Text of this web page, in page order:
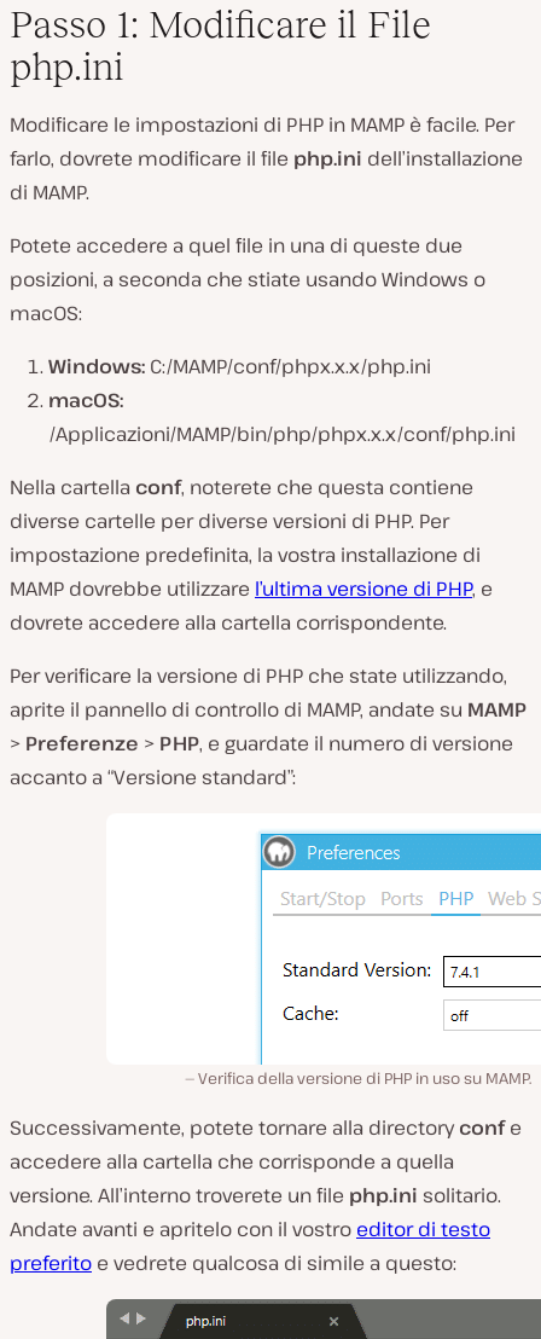
Passo 1: Modificare il File
php.ini
Modificare le impostazioni di PHP in MAMP è facile. Per
farlo, dovrete modificare il file php.ini dell’installazione
di MAMP.
Potete accedere a quel file in una di queste due
posizioni, a seconda che stiate usando Windows o
macOS:
Windows: C:/MAMP/conf/phpx.x.x/php.ini
macOS:
/Applicazioni/MAMP/bin/php/phpx.x.x/conf/php.ini
Nella cartella conf, noterete che questa contiene
diverse cartelle per diverse versioni di PHP. Per
impostazione predefinita, la vostra installazione di
MAMP dovrebbe utilizzare l’ultima versione di PHP, e
dovrete accedere alla cartella corrispondente.
Per verificare la versione di PHP che state utilizzando,
aprite il pannello di controllo di MAMP, andate su MAMP
> Preferenze > PHP, e guardate il numero di versione
accanto a “Versione standard”:
Verifica della versione di PHP in uso su MAMP.
Successivamente, potete tornare alla directoryconfe
accedere alla cartella che corrisponde a quella
versione. All’interno troverete un file php.ini solitario.
Andate avanti e apritelo con il vostro editor di testo
preferito e vedrete qualcosa di simile a questo: